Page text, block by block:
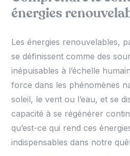
énergies
Les énergies renouvelables,
se définissent comme des
inépuisables à l’échelle
force dans les phénomènes
soleil, le vent ou l’eau, et se
capacité à se régénérer
qu’est-ce qui rend ces
indispensables dans notre